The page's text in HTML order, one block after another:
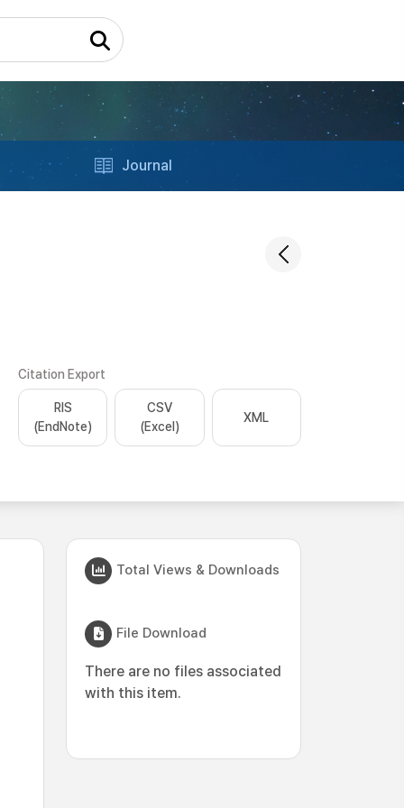
Journal
Citation Export
RIS
(EndNote)
CSV
(Excel)
XML
Total Views & Downloads
File Download
There are no files associated
with this item.